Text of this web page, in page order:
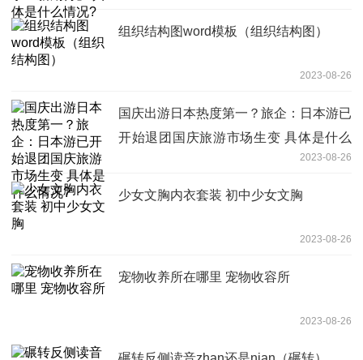
组织结构图word模板（组织结构图）
2023-08-26
国庆出游日本热度第一？旅企：日本游已
开始退团国庆旅游市场生变 具体是什么
2023-08-26
少女文胸内衣套装 初中少女文胸
2023-08-26
宠物收养所在哪里 宠物收容所
2023-08-26